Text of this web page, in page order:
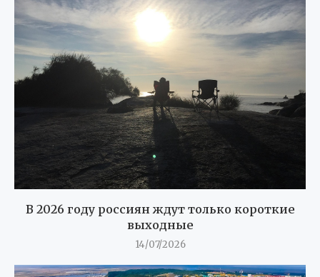
В 2026 году россиян ждут только короткие
выходные
14/07/2026